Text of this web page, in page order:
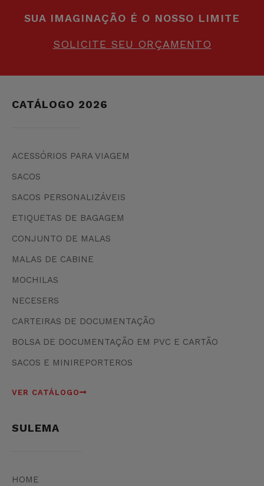
SUA IMAGINAÇÃO É O NOSSO LIMITE
SOLICITE SEU ORÇAMENTO
CATÁLOGO 2026
ACESSÓRIOS PARA VIAGEM
SACOS
SACOS PERSONALIZÁVEIS
ETIQUETAS DE BAGAGEM
CONJUNTO DE MALAS
MALAS DE CABINE
MOCHILAS
NECESERS
CARTEIRAS DE DOCUMENTAÇÃO
BOLSA DE DOCUMENTAÇÃO EM PVC E CARTÃO
SACOS E MINIREPORTEROS
VER CATÁLOGO
SULEMA
HOME